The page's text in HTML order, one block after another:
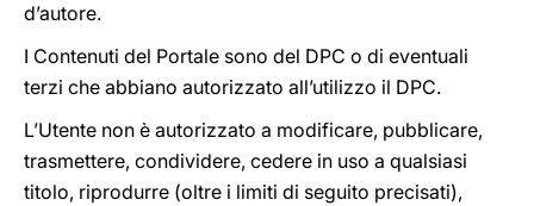
d’autore.
I Contenuti del Portale sono del DPC o di eventuali
terzi che abbiano autorizzato all’utilizzo il DPC.
L’Utente non è autorizzato a modificare, pubblicare,
trasmettere, condividere, cedere in uso a qualsiasi
titolo, riprodurre (oltre i limiti di seguito precisati),